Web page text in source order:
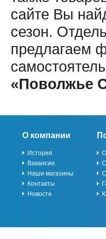
сайте Вы
сезон.
предлагаем
«Поволжье
О компании
История
Вакансии
Наши магазины
Контакты
Новости